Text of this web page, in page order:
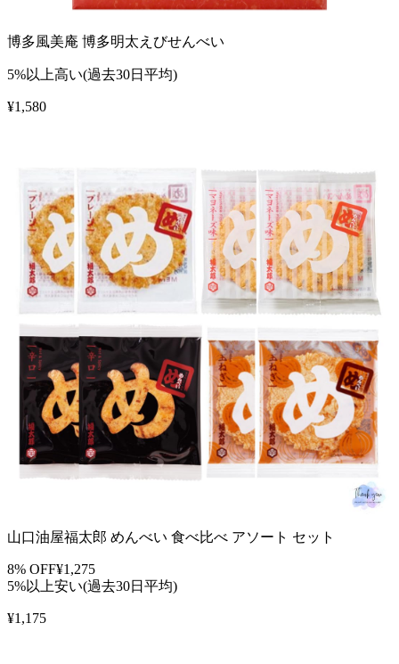
博多風美庵 博多明太えびせんべい
5%以上高い(過去30日平均)
¥1,580
山口油屋福太郎 めんべい 食べ比べ アソート セット
8% OFF¥1,275
5%以上安い(過去30日平均)
¥1,175